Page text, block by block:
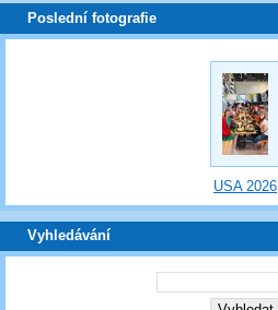
Poslední fotografie
USA 2026
Vyhledávání